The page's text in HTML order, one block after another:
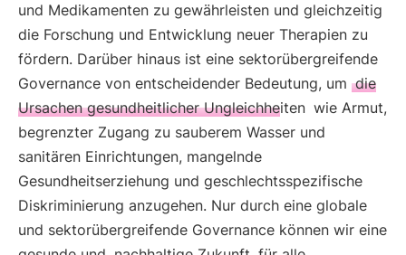
und Medikamenten zu gewährleisten und gleichzeitig
die Forschung und Entwicklung neuer Therapien zu
fördern. Darüber hinaus ist eine sektorübergreifende
Governance von entscheidender Bedeutung, um die
Ursachen gesundheitlicher Ungleichheiten wie Armut,
begrenzter Zugang zu sauberem Wasser und
sanitären Einrichtungen, mangelnde
Gesundheitserziehung und geschlechtsspezifische
Diskriminierung anzugehen. Nur durch eine globale
und sektorübergreifende Governance können wir eine